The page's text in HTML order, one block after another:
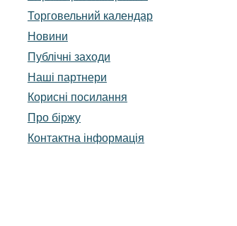
Торговельний календар
Новини
Публічні заходи
Наші партнери
Корисні посилання
Про біржу
Контактна інформація